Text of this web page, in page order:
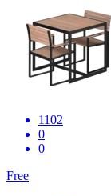
1102
0
0
Free